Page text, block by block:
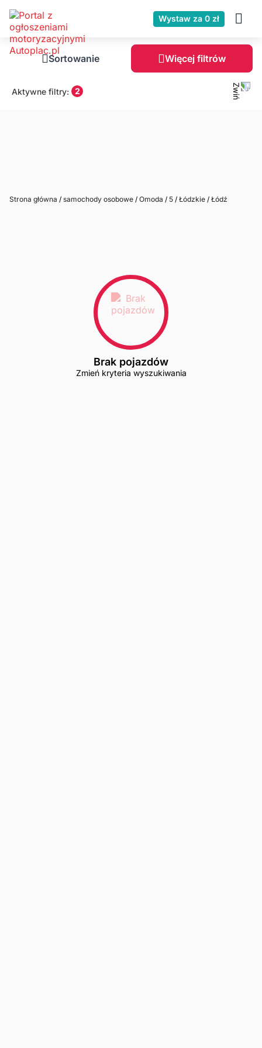
Wystaw za 0 zł
Sortowanie Więcej filtrów
Aktywne filtry: 2
Strona główna / samochody osobowe / Omoda / 5 / Łódzkie / Łódź
Brak pojazdów
Zmień kryteria wyszukiwania